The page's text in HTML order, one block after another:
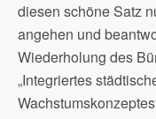
diesen schöne Satz
angehen und
Wiederholung des
„Integriertes